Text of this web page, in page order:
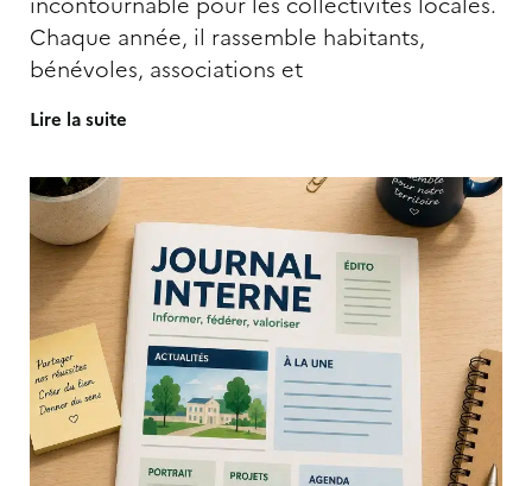
incontournable pour les collectivités locales.
Chaque année, il rassemble habitants,
bénévoles, associations et
Lire la suite